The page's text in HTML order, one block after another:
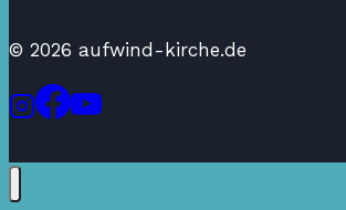
© 2026 aufwind-kirche.de